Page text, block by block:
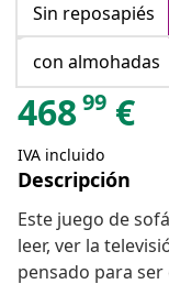
Sin reposapiés
con almohadas
46899 €
IVA incluido
Descripción
Este juego de
leer, ver la
pensado para